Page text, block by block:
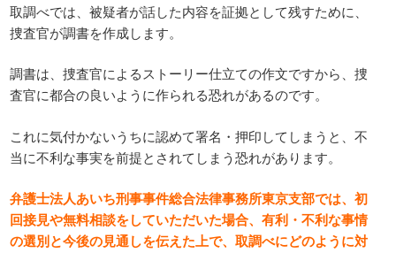
取調べでは、被疑者が話した内容を証拠として残すために、
捜査官が調書を作成します。
調書は、捜査官によるストーリー仕立ての作文ですから、捜
査官に都合の良いように作られる恐れがあるのです。
これに気付かないうちに認めて署名・押印してしまうと、不
当に不利な事実を前提とされてしまう恐れがあります。
弁護士法人あいち刑事事件総合法律事務所東京支部では、初
回接見や無料相談をしていただいた場合、有利・不利な事情
の選別と今後の見通しを伝えた上で、取調べにどのように対